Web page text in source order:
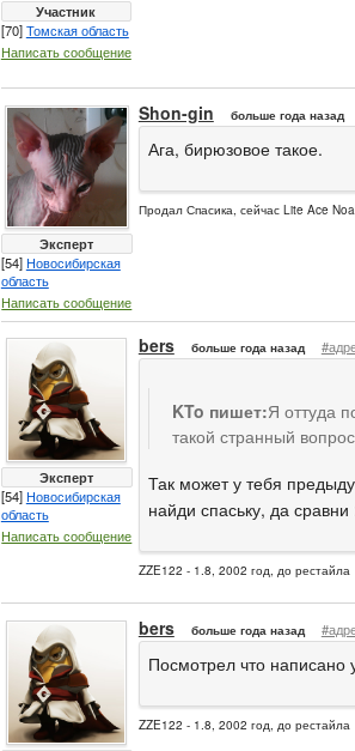
Участник
[70]Томская область
Написать сообщение
Эксперт
[54]Новосибирская
область
Написать сообщение
Shon-gin больше года назад
Ага, бирюзовое такое.
Продал Спасика, сейчас Lite Ace
Эксперт
[54]Новосибирская
область
Написать сообщение
bers больше года назад
KTo пишет:Я оттуда
такой странный
Так может у тебя
найди спаську, да сравни
ZZE122 - 1.8, 2002 год, до рестайла
bers больше года назад
Посмотрел что
ZZE122 - 1.8, 2002 год, до рестайла